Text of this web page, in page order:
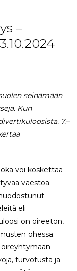
–
seinämään
Kun
7.–
voi koskettaa
väestöä.
eli
on oireeton,
ohessa.
oireyhtymään
turvotusta ja